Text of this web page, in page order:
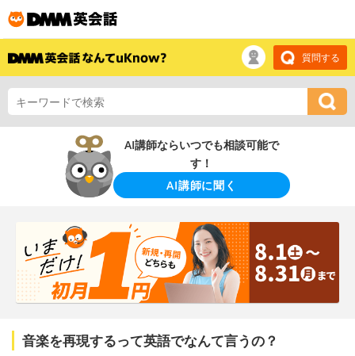
質問する
AI講師ならいつでも相談可能で
す！
AI講師に聞く
音楽を再現するって英語でなんて言うの？